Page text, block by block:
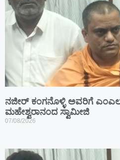
ನಜೀರ್ ಕಂಗನೊಳ್ಳಿ ಅವರಿಗೆ
ಮಹೇಶ್ವರಾನಂದ ಸ್ವಾಮೀಜಿ
07/08/2026